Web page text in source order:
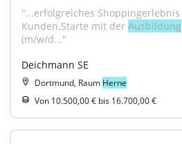
"...erfolgreiches
Kunden.Starte mit der Ausbildung
(m/w/d..."
Deichmann SE
Dortmund, Raum Herne
Von 10.500,00 € bis 16.700,00 €